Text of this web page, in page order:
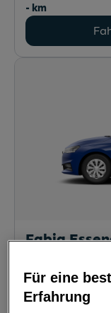
- km
Fabia
Erstzulassung
-
Kilometerstand
Für eine
Erfahrung